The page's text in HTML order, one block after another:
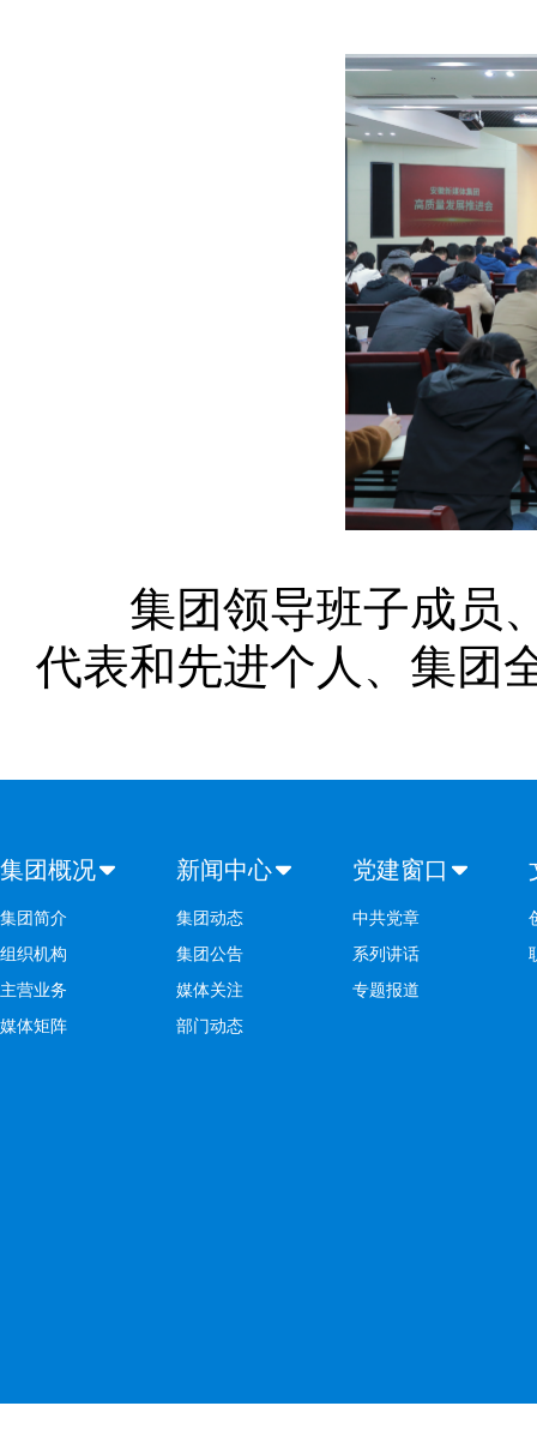
集团领导班子成员、
代表和先进个人、集团
集团概况
集团简介
组织机构
主营业务
媒体矩阵
新闻中心
集团动态
集团公告
媒体关注
部门动态
党建窗口
中共党章
系列讲话
专题报道